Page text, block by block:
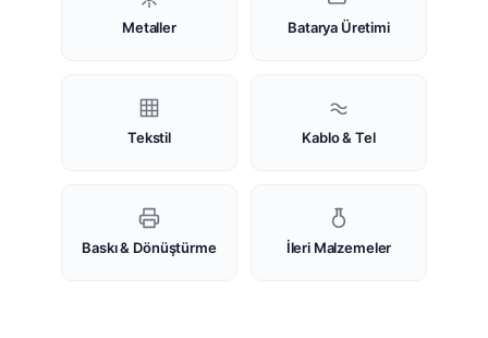
Metaller Batarya Üretimi
Tekstil Kablo & Tel
Baskı & Dönüştürme İleri Malzemeler